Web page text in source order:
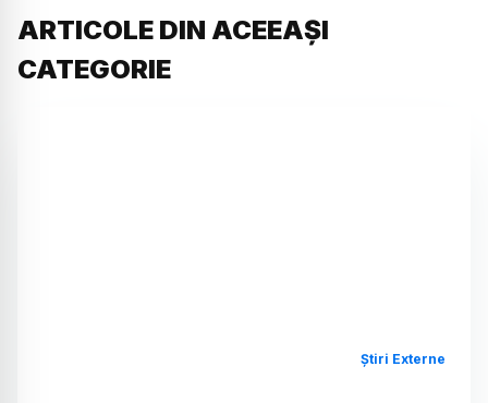
ARTICOLE DIN ACEEAȘI
CATEGORIE
Știri Externe